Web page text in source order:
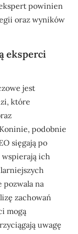
powinien
oraz wyników
eksperci
jest
które
podobnie
sięgają po
ich
pozwala na
zachowań
mogą
uwagę